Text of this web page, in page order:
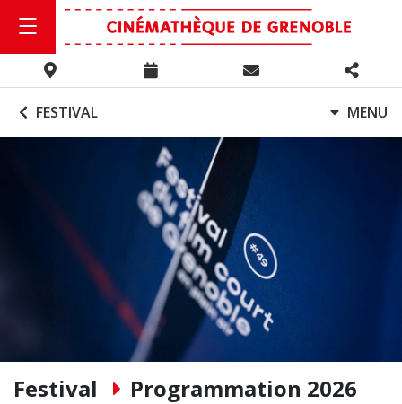
FESTIVAL MENU
Festival Programmation 2026